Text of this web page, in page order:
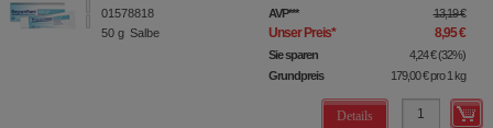
01578818
50 g Salbe
AVP*** 13,19 €
Unser Preis* 8,95 €
Sie sparen 4,24 € (32%)
Grundpreis
179,00 €pro 1 kg
Details